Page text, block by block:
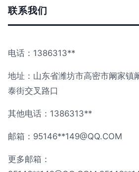
联系我们
电话：1386313**
地址：山东省潍坊市高密市阚家镇
泰街交叉路口
其他电话：1386313**
邮箱：95146**149@QQ.COM
更多邮箱：